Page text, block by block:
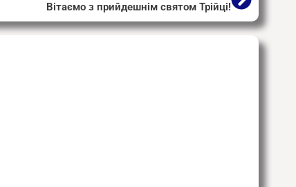
Вітаємо з прийдешнім святом Трійці!